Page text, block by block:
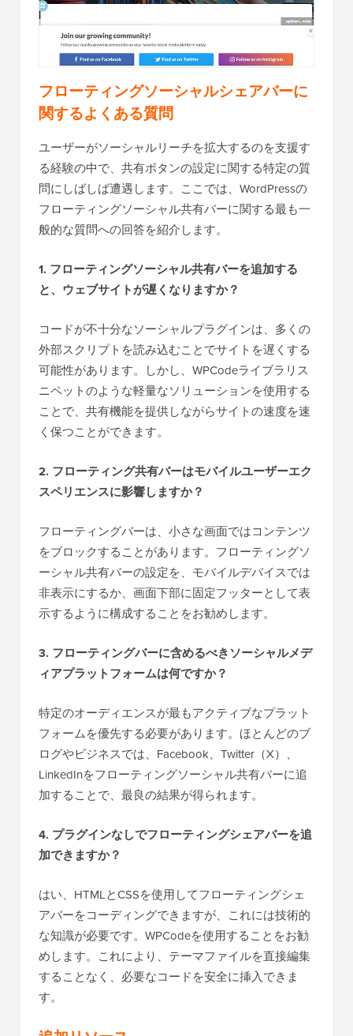
フローティングソーシャルシェアバーに
関するよくある質問
ユーザーがソーシャルリーチを拡大するのを支援す
る経験の中で、共有ボタンの設定に関する特定の質
問にしばしば遭遇します。ここでは、WordPressの
フローティングソーシャル共有バーに関する最も一
般的な質問への回答を紹介します。
1. フローティングソーシャル共有バーを追加する
と、ウェブサイトが遅くなりますか？
コードが不十分なソーシャルプラグインは、多くの
外部スクリプトを読み込むことでサイトを遅くする
可能性があります。しかし、WPCodeライブラリス
ニペットのような軽量なソリューションを使用する
ことで、共有機能を提供しながらサイトの速度を速
く保つことができます。
2. フローティング共有バーはモバイルユーザーエク
スペリエンスに影響しますか？
フローティングバーは、小さな画面ではコンテンツ
をブロックすることがあります。フローティングソ
ーシャル共有バーの設定を、モバイルデバイスでは
非表示にするか、画面下部に固定フッターとして表
示するように構成することをお勧めします。
3. フローティングバーに含めるべきソーシャルメデ
ィアプラットフォームは何ですか？
特定のオーディエンスが最もアクティブなプラット
フォームを優先する必要があります。ほとんどのブ
ログやビジネスでは、Facebook、Twitter（X）、
LinkedInをフローティングソーシャル共有バーに追
加することで、最良の結果が得られます。
4. プラグインなしでフローティングシェアバーを追
加できますか？
はい、HTMLとCSSを使用してフローティングシェ
アバーをコーディングできますが、これには技術的
な知識が必要です。WPCodeを使用することをお勧
めします。これにより、テーマファイルを直接編集
することなく、必要なコードを安全に挿入できま
す。